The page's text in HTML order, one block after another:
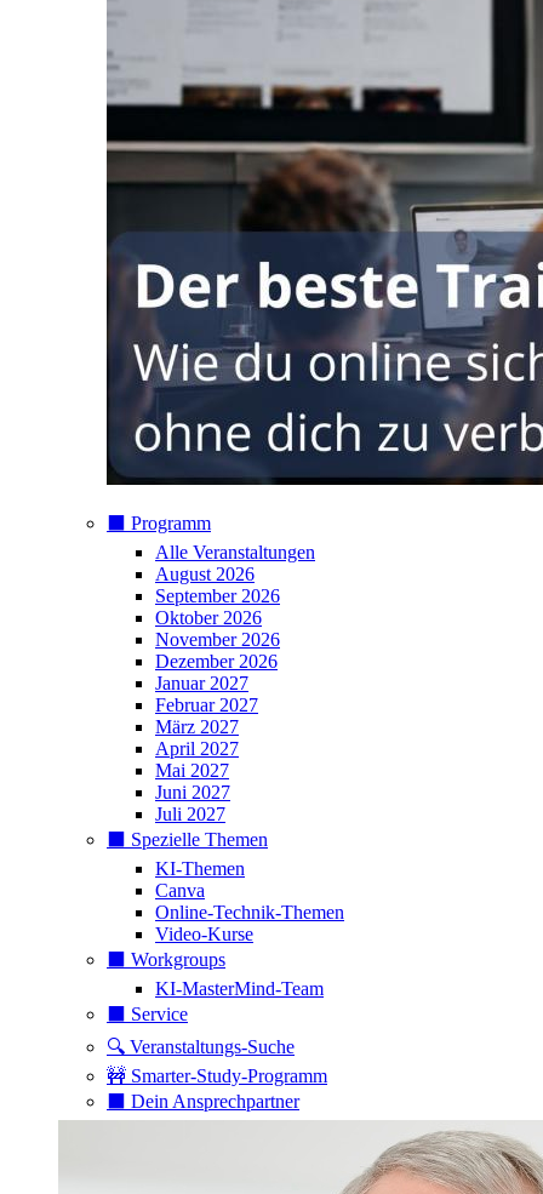
⬛️ Programm
Alle Veranstaltungen
August 2026
September 2026
Oktober 2026
November 2026
Dezember 2026
Januar 2027
Februar 2027
März 2027
April 2027
Mai 2027
Juni 2027
Juli 2027
⬛️ Spezielle Themen
KI-Themen
Canva
Online-Technik-Themen
Video-Kurse
⬛️ Workgroups
KI-MasterMind-Team
⬛️ Service
🔍 Veranstaltungs-Suche
🚧 Smarter-Study-Programm
⬛️ Dein Ansprechpartner